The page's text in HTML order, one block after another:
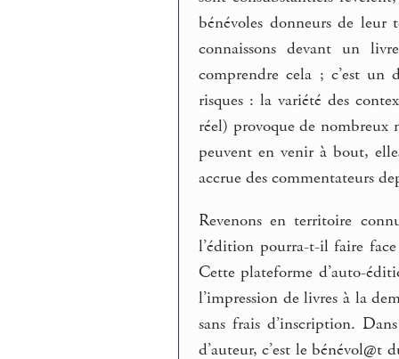
bénévoles donneurs de leur
connaissons devant un
comprendre cela ; c’est un
risques : la variété des
réel) provoque de nombreux
peuvent en venir à bout,
accrue des commentateurs
Revenons en territoire
l’édition pourra-t-il faire
Cette plateforme d’auto-
l’impression de livres à la
sans frais d’inscription.
d’auteur, c’est le